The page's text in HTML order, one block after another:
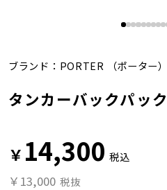
ブランド： PORTER （ポーター）
タンカーバックパック
￥ 14,300 税込
￥13,000 税抜